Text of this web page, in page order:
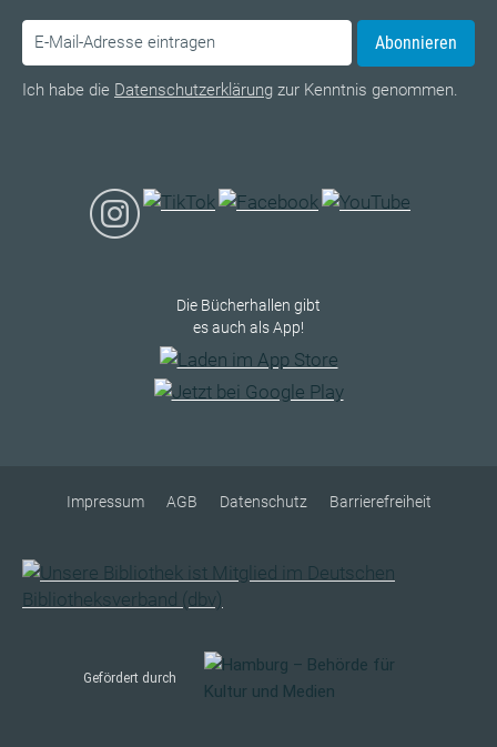
Abonnieren
Ich habe die Datenschutzerklärung zur Kenntnis genommen.
Die Bücherhallen gibt
es auch als App!
Impressum AGB Datenschutz Barrierefreiheit
Gefördert durch